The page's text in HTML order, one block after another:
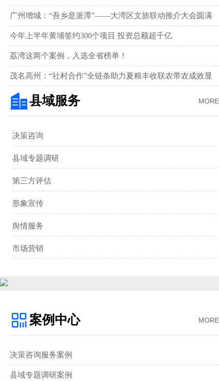
广州增城：“吾乡是派潭”——大湾区文旅联动推介大会圆满
举行
今年上半年黄埔签约300个项目 投资总额超千亿
荔湾这两个案例，入选全省榜单！
茂名高州：“社村合作”全链条助力夏粮丰收联农带农成效显
著‌
MORE
县域服务
决策咨询
县域专题调研
第三方评估
形象宣传
舆情服务
市场营销
MORE
案例中心
决策咨询服务案例
县域专题调研案例